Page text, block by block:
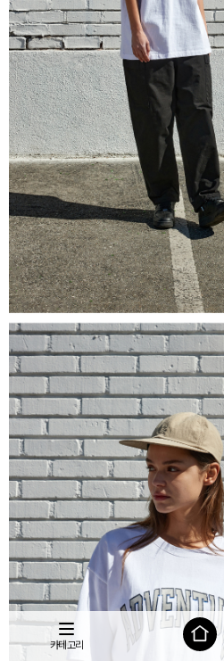
카테고리